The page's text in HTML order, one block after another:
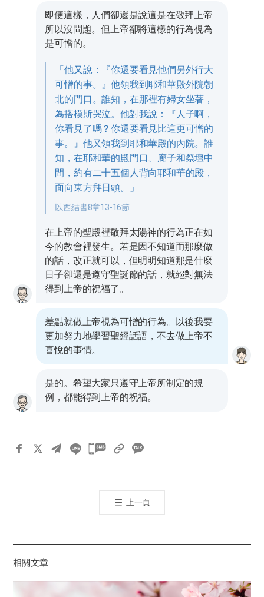
即便這樣，人們卻還是說這是在敬拜上帝
所以沒問題。但上帝卻將這樣的行為視為
是可憎的。
「他又說：『你還要看見他們另外行大
可憎的事。』他領我到耶和華殿外院朝
北的門口。誰知，在那裡有婦女坐著，
為搭模斯哭泣。他對我說：『人子啊，
你看見了嗎？你還要看見比這更可憎的
事。』他又領我到耶和華殿的內院。誰
知，在耶和華的殿門口、廊子和祭壇中
間，約有二十五個人背向耶和華的殿，
面向東方拜日頭。」
以西結書8章13-16節
在上帝的聖殿裡敬拜太陽神的行為正在如
今的教會裡發生。若是因不知道而那麼做
的話，改正就可以，但明明知道那是什麼
日子卻還是遵守聖誕節的話，就絕對無法
得到上帝的祝福了。
差點就做上帝視為可憎的行為。以後我要
更加努力地學習聖經話語，不去做上帝不
喜悅的事情。
是的。希望大家只遵守上帝所制定的規
例，都能得到上帝的祝福。
카
톡
공
기
上一頁
相關文章